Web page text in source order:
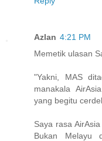
Azlan 4:21 PM
Memetik ulasan
"Yakni, MAS
manakala
yang begitu
Saya rasa
Bukan Melayu